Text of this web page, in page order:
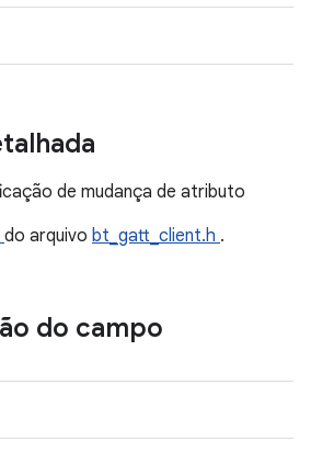
de mudança de atributo
do arquivo bt_gatt_client.h .
do campo